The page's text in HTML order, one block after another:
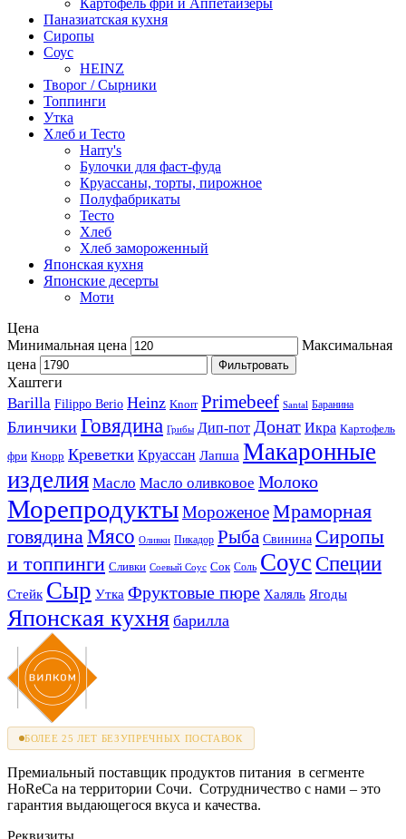
Паназиатская кухня​
Сиропы
Соус
HEINZ
Творог / Сырники
Топпинги
Утка
Хлеб и Тесто
Harry's
Булочки для фаст-фуда
Круассаны, торты, пирожное
Полуфабрикаты
Тесто
Хлеб
Хлеб замороженный
Японская кухня
Японские десерты
Моти
Цена
Минимальная цена
Максимальная
цена
Фильтровать
Хаштеги
Barilla Filippo Berio Heinz Knorr Primebeef Santal Баранина
Блинчики Говядина Грибы Дип-пот Донат Икра Картофель
фри Кнорр Креветки Круассан Лапша Макаронные
изделия Масло Масло оливковое Молоко
МорепродуктыМороженоеМраморная
говядина Мясо Оливки Пикадор Рыба Свинина Сиропы
и топпинги Сливки Соевый Соус Сок Соль Соус Специи
Стейк Сыр Утка Фруктовые пюре Халяль Ягоды
Японская кухня барилла
БОЛЕЕ 25 ЛЕТ БЕЗУПРЕЧНЫХ ПОСТАВОК
Премиальный поставщик продуктов питания в сегменте
HoReCa на территории Сочи. Сотрудничество с нами – это
гарантия выдающегося вкуса и качества.
Реквизиты